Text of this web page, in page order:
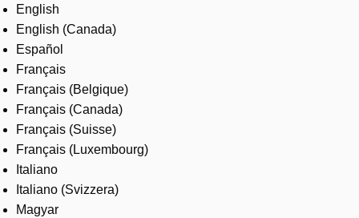
Careers
English
English (Canada)
Español
Français
Français (Belgique)
Français (Canada)
Français (Suisse)
Français (Luxembourg)
Italiano
Italiano (Svizzera)
Magyar